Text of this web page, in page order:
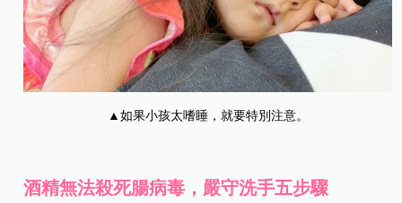
▲如果小孩太嗜睡，就要特別注意。
酒精無法殺死腸病毒，嚴守洗手五步驟